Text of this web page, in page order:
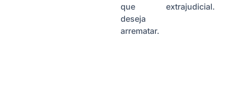
que
deseja
arrematar.
extrajudicial.